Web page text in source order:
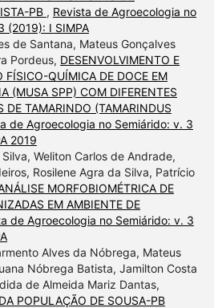
PB , Revista de Agroecologia no
(2019): I SIMPA
de Santana, Mateus Gonçalves
Pordeus, DESENVOLVIMENTO E
FÍSICO-QUÍMICA DE DOCE EM
(MUSA SPP) COM DIFERENTES
DE TAMARINDO (TAMARINDUS
de Agroecologia no Semiárido: v. 3
2019
Weliton Carlos de Andrade,
Rosilene Agra da Silva, Patrício
MORFOBIOMÉTRICA DE
EM AMBIENTE DE
de Agroecologia no Semiárido: v. 3
Alves da Nóbrega, Mateus
Nóbrega Batista, Jamilton Costa
de Almeida Mariz Dantas,
POPULAÇÃO DE SOUSA-PB